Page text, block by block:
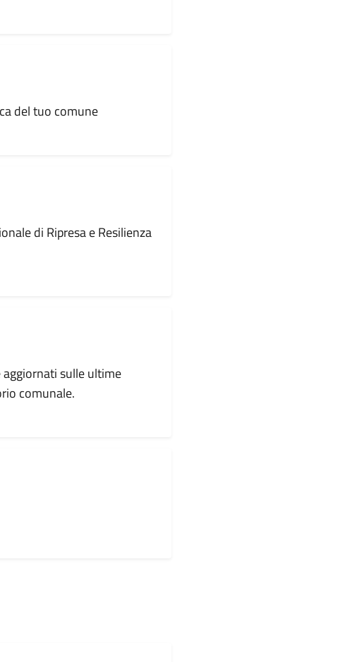
del tuo comune
di Ripresa e Resilienza
sulle ultime
comunale.